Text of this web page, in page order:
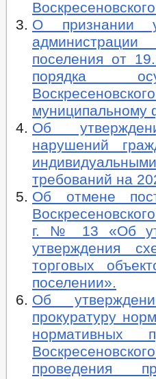
О признании
поселения от
порядка
муниципальному
Об
нарушений
требований на
Об отмене
г. № 13 «Об
утверждения
торговых
поселении».
Об
прокуратуру
нормативных
проведения